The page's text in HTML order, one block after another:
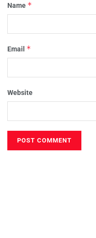
Name *
Email *
Website